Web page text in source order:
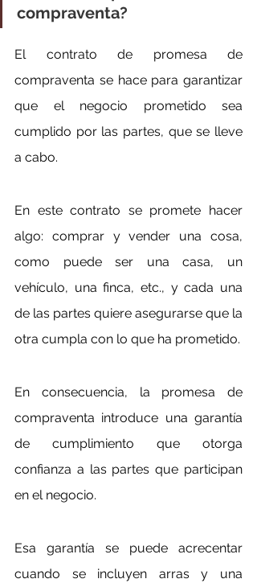
compraventa?
El contrato de promesa de
compraventa se hace para garantizar
que el negocio prometido sea
cumplido por las partes, que se lleve
a cabo.
En este contrato se promete hacer
algo: comprar y vender una cosa,
como puede ser una casa, un
vehículo, una finca, etc., y cada una
de las partes quiere asegurarse que la
otra cumpla con lo que ha prometido.
En consecuencia, la promesa de
compraventa introduce una garantía
de cumplimiento que otorga
confianza a las partes que participan
en el negocio.
Esa garantía se puede acrecentar
cuando se incluyen arras y una